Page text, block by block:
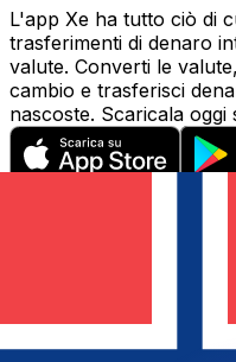
L'app Xe ha tutto ciò di
trasferimenti di denaro
valute. Converti le
cambio e trasferisci
nascoste. Scaricala oggi